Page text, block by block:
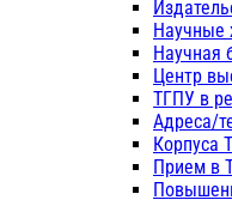
Научные
Научная
Центр
ТГПУ в
Адреса/
Корпуса
Прием в